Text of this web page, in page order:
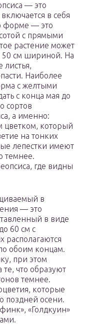
— это
в себя
форме — это
с прямыми
растение может
50 см шириной. На
листья,
Наиболее
с желтыми
с конца мая до
сортов
а именно:
цветком, который
на тонких
лепестки имеют
темнее.
где видны
в
— это
в виде
60 см с
располагаются
обоим концам.
при этом
что образуют
темнее.
которые
поздней осени.
«Голдкуин»